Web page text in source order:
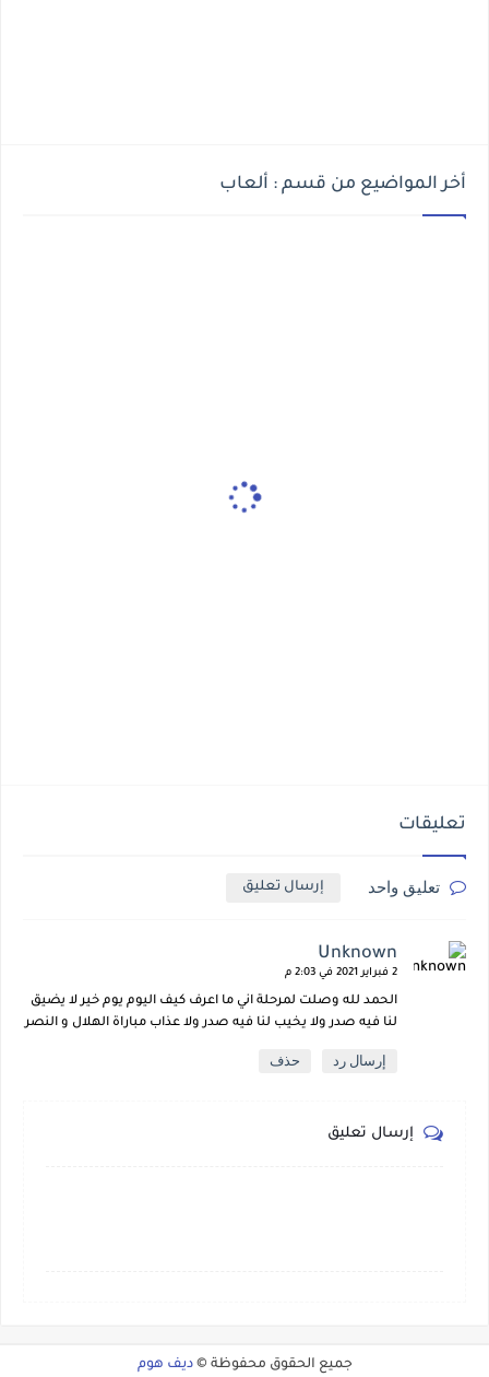
أخر المواضيع من قسم : ألعاب
تعليقات
تعليق واحد إرسال تعليق
Unknown
2 فبراير 2021 في 2:03 م
الحمد لله وصلت لمرحلة اني ما اعرف كيف اليوم يوم خير لا يضيق
لنا فيه صدر ولا يخيب لنا فيه صدر ولا عذاب مباراة الهلال و النصر
إرسال رد حذف
إرسال تعليق
جميع الحقوق محفوظة © ديف هوم